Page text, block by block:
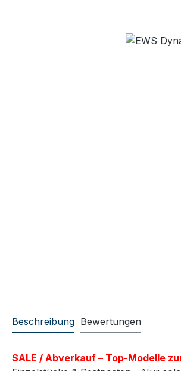
Beschreibung Bewertungen
SALE / Abverkauf – Top-Modelle